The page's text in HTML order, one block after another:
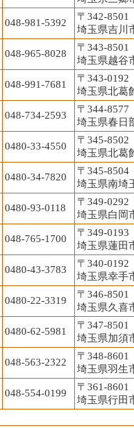
048-981-5392
〒342-8501
埼玉県吉川
048-965-8028
〒343-8501
埼玉県越谷
048-991-7681
〒343-0192
埼玉県北葛
048-734-2593
〒344-8577
埼玉県春日
0480-33-4550
〒345-8502
埼玉県北葛
0480-34-7820
〒345-8504
埼玉県南埼
0480-93-0118
〒349-0292
埼玉県白岡
048-765-1700
〒349-0193
埼玉県蓮田
0480-43-3783
〒340-0192
埼玉県幸手
0480-22-3319
〒346-8501
埼玉県久喜
0480-62-5981
〒347-8501
埼玉県加須
048-563-2322
〒348-8601
埼玉県羽生
048-554-0199
〒361-8601
埼玉県行田